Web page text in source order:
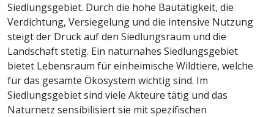
Siedlungsgebiet. Durch die hohe Bautätigkeit, die
Verdichtung, Versiegelung und die intensive Nutzung
steigt der Druck auf den Siedlungsraum und die
Landschaft stetig. Ein naturnahes Siedlungsgebiet
bietet Lebensraum für einheimische Wildtiere, welche
für das gesamte Ökosystem wichtig sind. Im
Siedlungsgebiet sind viele Akteure tätig und das
Naturnetz sensibilisiert sie mit spezifischen